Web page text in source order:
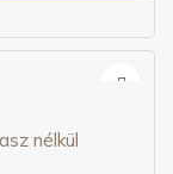
nélkül